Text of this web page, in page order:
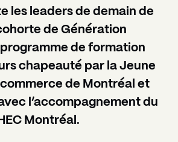
les leaders de demain de
de Génération
de formation
chapeauté par la Jeune
de Montréal et
l’accompagnement du
Montréal.